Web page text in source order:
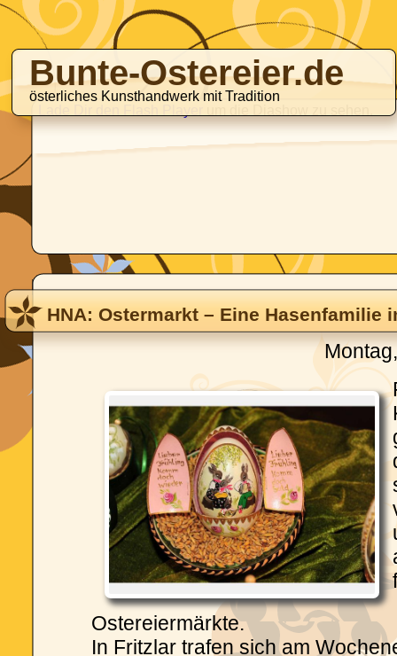
Bunte-Ostereier.de
österliches Kunsthandwerk mit Tradition
HNA: Ostermarkt – Eine Hasenfamilie
Ostereiermärkte.
In Fritzlar trafen sich am